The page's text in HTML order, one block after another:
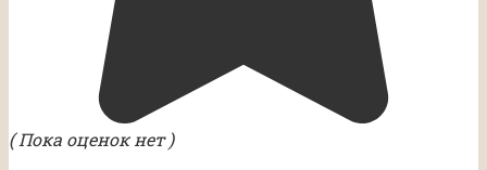
( Пока оценок нет )